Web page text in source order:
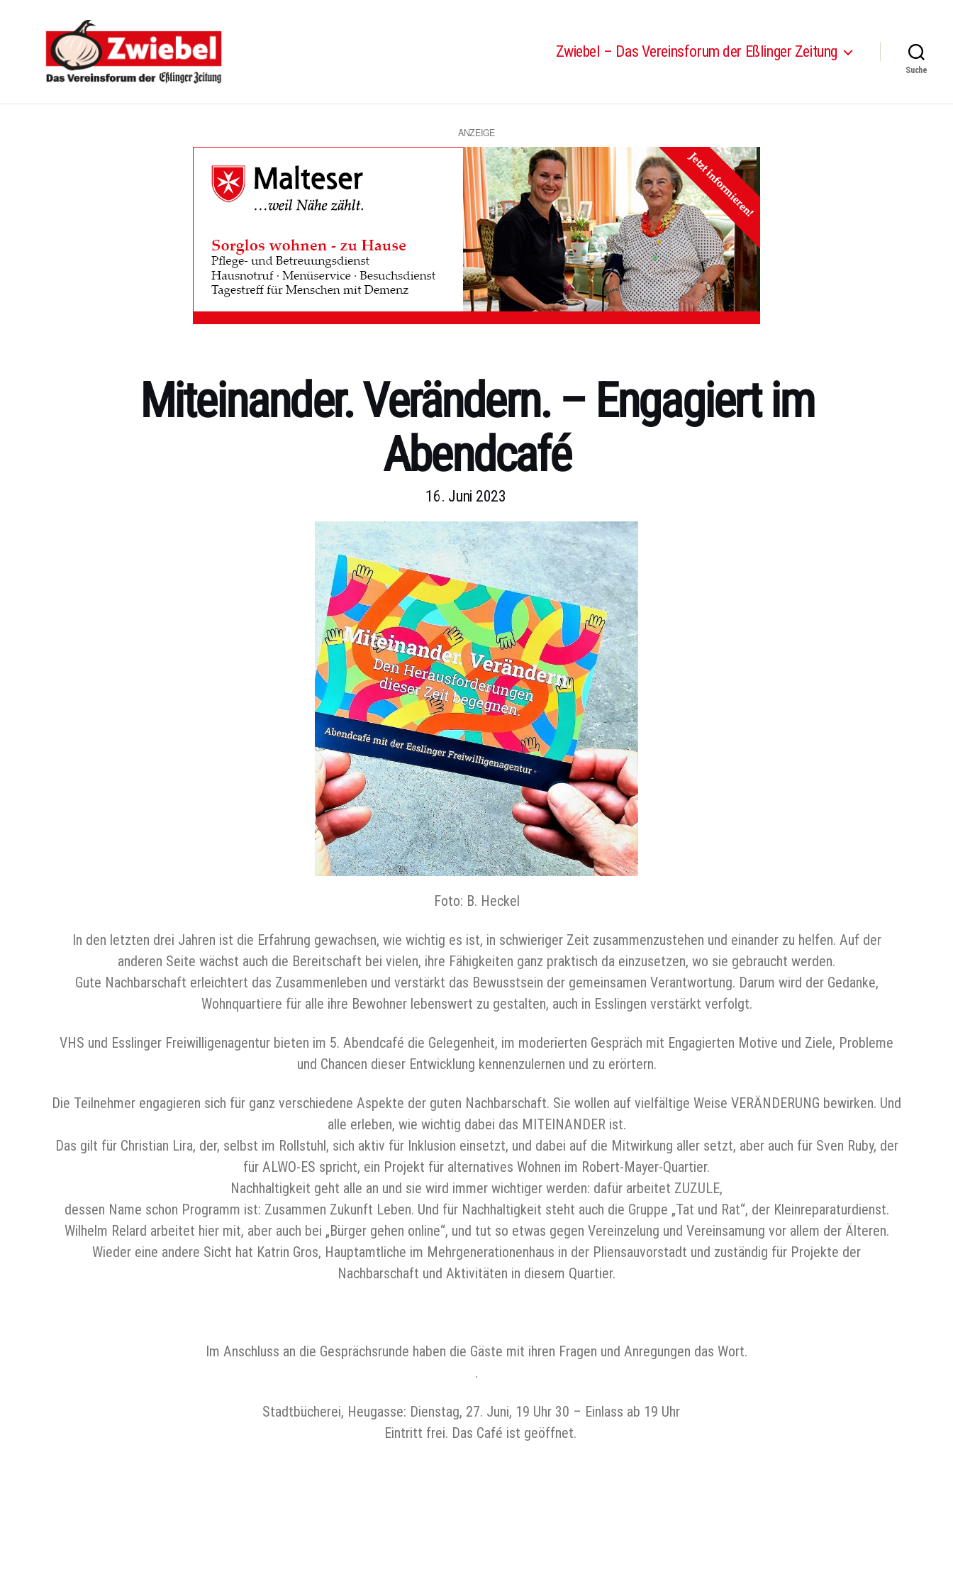
-
Zwiebel – Das Vereinsforum der Eßlinger Zeitung
Suche
ANZEIGE
KategorienMiteinander. Verändern. – Engagiert im
Abendcafé
16. Juni 2023
Foto: B. Heckel
In den letzten drei Jahren ist die Erfahrung gewachsen, wie wichtig es ist, in schwieriger Zeit zusammenzustehen und einander zu helfen. Auf der
anderen Seite wächst auch die Bereitschaft bei vielen, ihre Fähigkeiten ganz praktisch da einzusetzen, wo sie gebraucht werden.
Gute Nachbarschaft erleichtert das Zusammenleben und verstärkt das Bewusstsein der gemeinsamen Verantwortung. Darum wird der Gedanke,
Wohnquartiere für alle ihre Bewohner lebenswert zu gestalten, auch in Esslingen verstärkt verfolgt.
VHS und Esslinger Freiwilligenagentur bieten im 5. Abendcafé die Gelegenheit, im moderierten Gespräch mit Engagierten Motive und Ziele, Probleme
und Chancen dieser Entwicklung kennenzulernen und zu erörtern.
Die Teilnehmer engagieren sich für ganz verschiedene Aspekte der guten Nachbarschaft. Sie wollen auf vielfältige Weise VERÄNDERUNG bewirken. Und
alle erleben, wie wichtig dabei das MITEINANDER ist.
Das gilt für Christian Lira, der, selbst im Rollstuhl, sich aktiv für Inklusion einsetzt, und dabei auf die Mitwirkung aller setzt, aber auch für Sven Ruby, der
für ALWO-ES spricht, ein Projekt für alternatives Wohnen im Robert-Mayer-Quartier.
Nachhaltigkeit geht alle an und sie wird immer wichtiger werden: dafür arbeitet ZUZULE,
dessen Name schon Programm ist: Zusammen Zukunft Leben. Und für Nachhaltigkeit steht auch die Gruppe „Tat und Rat“, der Kleinreparaturdienst.
Wilhelm Relard arbeitet hier mit, aber auch bei „Bürger gehen online“, und tut so etwas gegen Vereinzelung und Vereinsamung vor allem der Älteren.
Wieder eine andere Sicht hat Katrin Gros, Hauptamtliche im Mehrgenerationenhaus in der Pliensauvorstadt und zuständig für Projekte der
Nachbarschaft und Aktivitäten in diesem Quartier.
Im Anschluss an die Gesprächsrunde haben die Gäste mit ihren Fragen und Anregungen das Wort.
.
Stadtbücherei, Heugasse: Dienstag, 27. Juni, 19 Uhr 30 – Einlass ab 19 Uhr
Eintritt frei. Das Café ist geöffnet.